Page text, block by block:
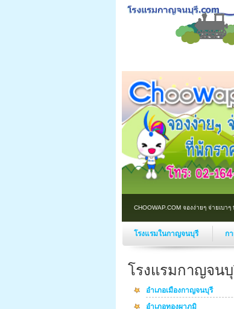
CHOOWAP.COM จองง่ายๆ จ่ายเบา
โรงแรมในกาญจนบุรี ก
โรงแรมกาญจน
อำเภอเมืองกาญจนบุรี
อำเภอทองผาภูมิ